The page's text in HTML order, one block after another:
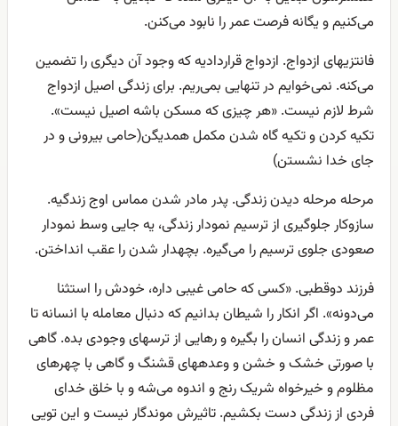
می‌کنیم و یگانه فرصت عمر را نابود می‌کنن.
فانتزیهای ازدواج. ازدواج قراردادیه که وجود آن دیگری را تضمین
می‌کنه. نمی‌خوایم در تنهایی بمی‌ریم. برای زندگی اصیل ازدواج
شرط لازم نیست. «هر چیزی که مسکن باشه اصیل نیست».
تکیه کردن و تکیه گاه شدن مکمل همدیگن(حامی بیرونی و در
جای خدا نشستن)
مرحله مرحله دیدن زندگی. پدر مادر شدن مماس اوج زندگیه.
سازوکار جلوگیری از ترسیم نمودار زندگی، یه جایی وسط نمودار
صعودی جلوی ترسیم را می‌گیره. بچهدار شدن را عقب انداختن.
فرزند دوقطبی. «کسی که حامی غیبی داره، خودش را استثنا
می‌دونه». اگر انکار را شیطان بدانیم که دنبال معامله با انسانه تا
عمر و زندگی انسان را بگیره و رهایی از ترسهای وجودی بده. گاهی
با صورتی خشک و خشن و وعدههای قشنگ و گاهی با چهرهای
مظلوم و خیرخواه شریک رنج و اندوه می‌شه و با خلق خدای
فردی از زندگی دست بکشیم. تاثیرش موندگار نیست و این تویی